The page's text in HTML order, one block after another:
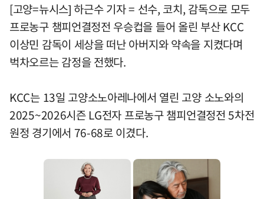
[고양=뉴시스] 하근수 기자 = 선수, 코치, 감독으로 모두
프로농구 챔피언결정전 우승컵을 들어 올린 부산 KCC
이상민 감독이 세상을 떠난 아버지와 약속을 지켰다며
벅차오르는 감정을 전했다.
KCC는 13일 고양소노아레나에서 열린 고양 소노와의
2025~2026시즌 LG전자 프로농구 챔피언결정전 5차전
원정 경기에서 76-68로 이겼다.